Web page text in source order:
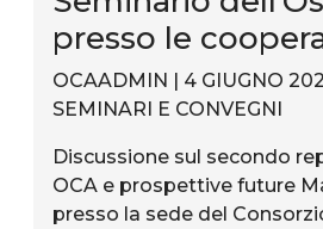
presso le
OCAADMIN | 4 GIUGNO
SEMINARI E CONVEGNI
Discussione sul secondo
OCA e prospettive future
presso la sede del